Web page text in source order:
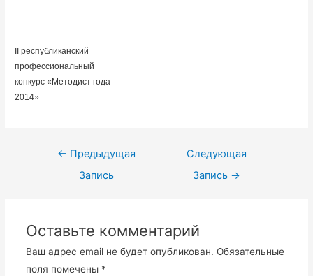
II республиканский
профессиональный
конкурс «Методист года –
2014»
Навигация
← Предыдущая
Запись
Следующая
Запись →
Оставьте комментарий
Ваш адрес email не будет опубликован. Обязательные
поля помечены *